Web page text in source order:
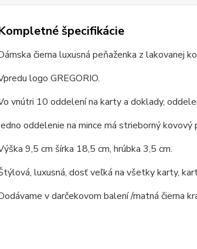
špecifikácie
čierna luxusná peňaženka z lakovanej
logo GREGORIO.
vnútri 10 oddelení na karty a doklady,
oddelenie na mince má strieborný
9,5 cm šírka 18,5 cm, hrúbka 3,5 cm.
luxusná, dosť veľká na všetky karty,
v darčekovom balení /matná čierna